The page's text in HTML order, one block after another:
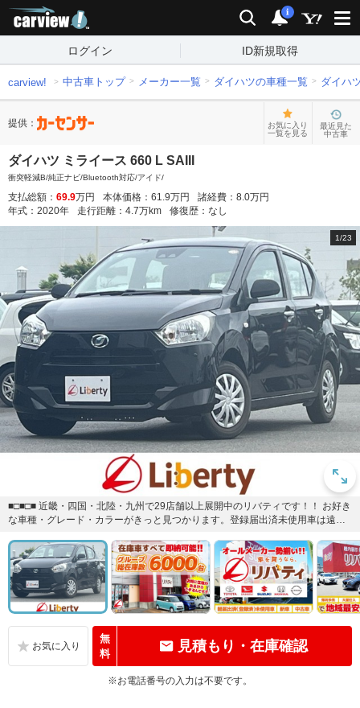
検索 通知
i
ログイン ID新規取得
carview! 中古車トップ メーカー一覧 ダイハツの車種一覧 ダイハ
提供：
お気に入り
一覧を見る
最近見た
中古車
ダイハツ ミライース 660 L SAIII
衝突軽減B/純正ナビ/Bluetooth対応/アイド/
支払総額： 69.9万円 本体価格： 61.9万円 諸経費： 8.0万円
年式： 2020年 走行距離： 4.7万km 修復歴： なし
1/23
■□■□■ 近畿・四国・北陸・九州で29店舗以上展開中のリバティです！！ お好き
な車種・グレード・カラーがきっと見つかります。登録届出済未使用車は遠方
無
料
見積もり・在庫確認
※お電話番号の入力は不要です。